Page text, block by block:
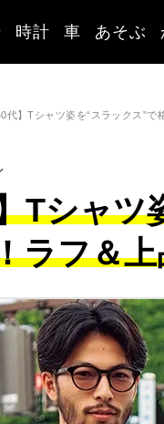
時計 車 あそぶ
代】Tシャツ姿を“スラックス”
Tシャツ
ラフ＆